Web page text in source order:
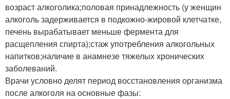
возраст алкоголика;половая принадлежность (у женщин
алкоголь задерживается в подкожно-жировой клетчатке,
печень вырабатывает меньше фермента для
расщепления спирта);стаж употребления алкогольных
напитков;наличие в анамнезе тяжелых хронических
заболеваний.
Врачи условно делят период восстановления организма
после алкоголя на основные фазы: